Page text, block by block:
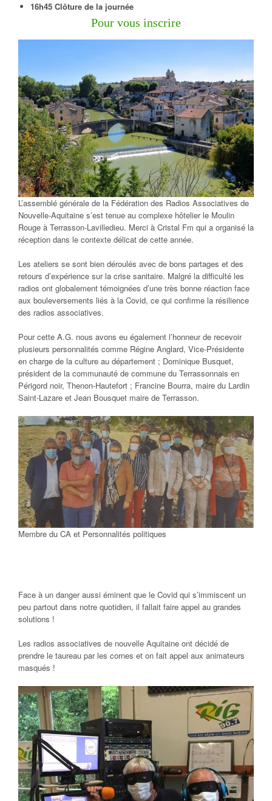
16h45 Clôture de la journée
Pour vous inscrire
L’assemblé générale de la Fédération des Radios Associatives de
Nouvelle-Aquitaine s’est tenue au complexe hôtelier le Moulin
Rouge à Terrasson-Lavilledieu. Merci à Cristal Fm qui a organisé la
réception dans le contexte délicat de cette année.
Les ateliers se sont bien déroulés avec de bons partages et des
retours d’expérience sur la crise sanitaire. Malgré la difficulté les
radios ont globalement témoignées d’une très bonne réaction face
aux bouleversements liés à la Covid, ce qui confirme la résilience
des radios associatives.
Pour cette A.G. nous avons eu également l’honneur de recevoir
plusieurs personnalités comme Régine Anglard, Vice-Présidente
en charge de la culture au département ; Dominique Busquet,
président de la communauté de commune du Terrassonnais en
Périgord noir, Thenon-Hautefort ; Francine Bourra, maire du Lardin
Saint-Lazare et Jean Bousquet maire de Terrasson.
Membre du CA et Personnalités politiques
Face à un danger aussi éminent que le Covid qui s’immiscent un
peu partout dans notre quotidien, il fallait faire appel au grandes
solutions !
Les radios associatives de nouvelle Aquitaine ont décidé de
prendre le taureau par les cornes et on fait appel aux animateurs
masqués !